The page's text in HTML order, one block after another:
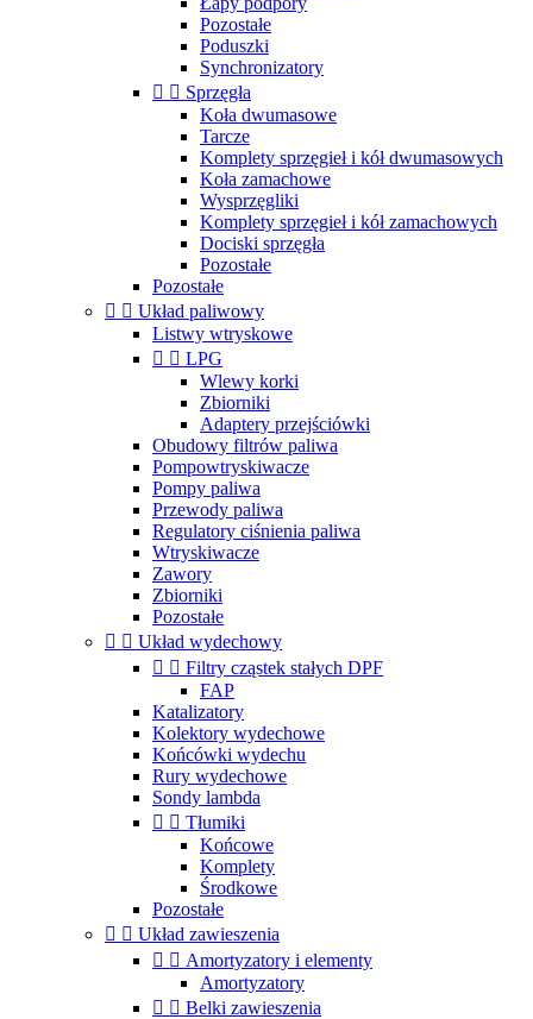
Pozostałe
Poduszki
Synchronizatory
  Sprzęgła
Koła dwumasowe
Tarcze
Komplety sprzęgieł i kół dwumasowych
Koła zamachowe
Wysprzęgliki
Komplety sprzęgieł i kół zamachowych
Dociski sprzęgła
Pozostałe
Pozostałe
  Układ paliwowy
Listwy wtryskowe
  LPG
Wlewy korki
Zbiorniki
Adaptery przejściówki
Obudowy filtrów paliwa
Pompowtryskiwacze
Pompy paliwa
Przewody paliwa
Regulatory ciśnienia paliwa
Wtryskiwacze
Zawory
Zbiorniki
Pozostałe
  Układ wydechowy
  Filtry cząstek stałych DPF
FAP
Katalizatory
Kolektory wydechowe
Końcówki wydechu
Rury wydechowe
Sondy lambda
  Tłumiki
Końcowe
Komplety
Środkowe
Pozostałe
  Układ zawieszenia
  Amortyzatory i elementy
Amortyzatory
  Belki zawieszenia